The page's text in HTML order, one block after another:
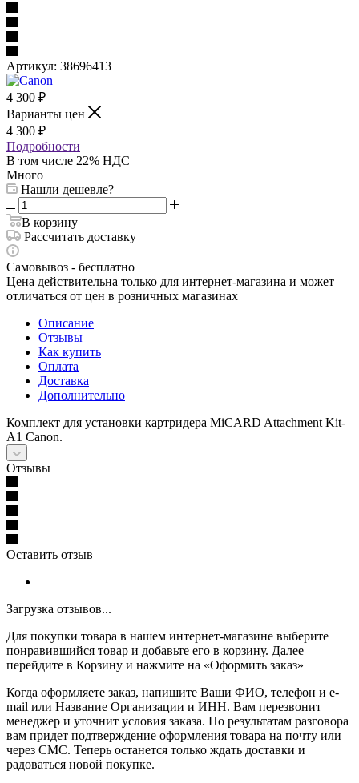
Артикул: 38696413
4 300 ₽
Варианты цен
4 300 ₽
Подробности
В том числе 22% НДС
Много
Нашли дешевле?
В корзину
Рассчитать доставку
Самовывоз - бесплатно
Цена действительна только для интернет-магазина и может
отличаться от цен в розничных магазинах
Описание
Отзывы
Как купить
Оплата
Доставка
Дополнительно
Комплект для установки картридера MiCARD Attachment Kit-
A1 Canon.
Отзывы
Оставить отзыв
Загрузка отзывов...
Для покупки товара в нашем интернет-магазине выберите
понравившийся товар и добавьте его в корзину. Далее
перейдите в Корзину и нажмите на «Оформить заказ»
Когда оформляете заказ, напишите Ваши ФИО, телефон и e-
mail или Название Организации и ИНН. Вам перезвонит
менеджер и уточнит условия заказа. По результатам разговора
вам придет подтверждение оформления товара на почту или
через СМС. Теперь останется только ждать доставки и
радоваться новой покупке.